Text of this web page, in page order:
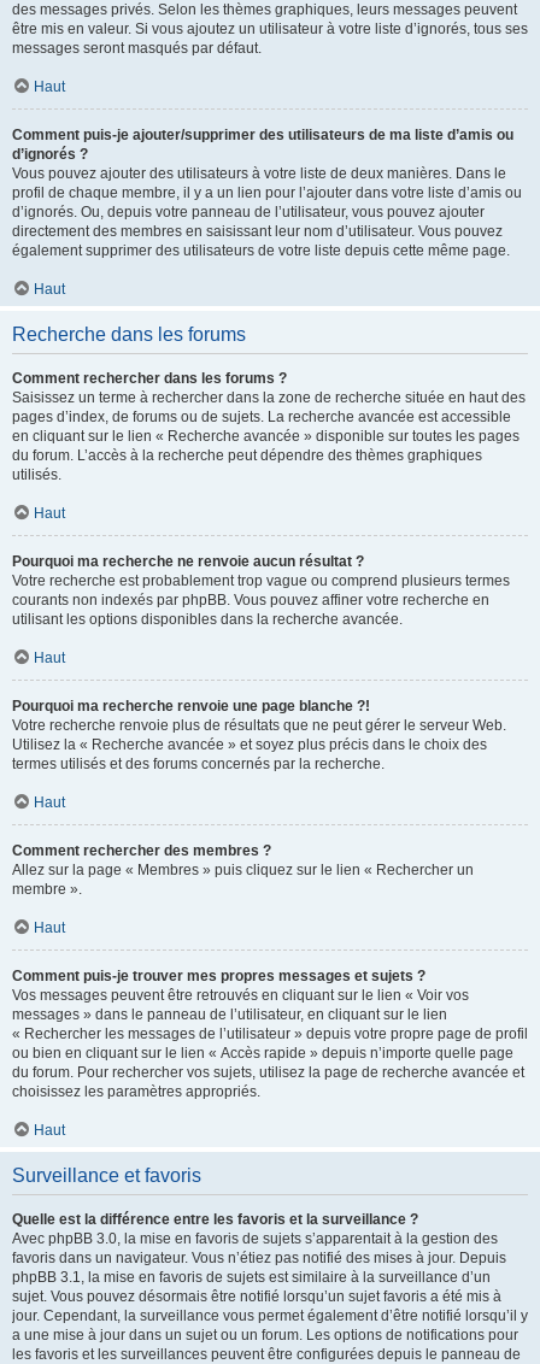
des messages privés. Selon les thèmes graphiques, leurs messages peuvent
être mis en valeur. Si vous ajoutez un utilisateur à votre liste d’ignorés, tous ses
messages seront masqués par défaut.
Haut
Comment puis-je ajouter/supprimer des utilisateurs de ma liste d’amis ou
d’ignorés ?
Vous pouvez ajouter des utilisateurs à votre liste de deux manières. Dans le
profil de chaque membre, il y a un lien pour l’ajouter dans votre liste d’amis ou
d’ignorés. Ou, depuis votre panneau de l’utilisateur, vous pouvez ajouter
directement des membres en saisissant leur nom d’utilisateur. Vous pouvez
également supprimer des utilisateurs de votre liste depuis cette même page.
Haut
Recherche dans les forums
Comment rechercher dans les forums ?
Saisissez un terme à rechercher dans la zone de recherche située en haut des
pages d’index, de forums ou de sujets. La recherche avancée est accessible
en cliquant sur le lien « Recherche avancée » disponible sur toutes les pages
du forum. L’accès à la recherche peut dépendre des thèmes graphiques
utilisés.
Haut
Pourquoi ma recherche ne renvoie aucun résultat ?
Votre recherche est probablement trop vague ou comprend plusieurs termes
courants non indexés par phpBB. Vous pouvez affiner votre recherche en
utilisant les options disponibles dans la recherche avancée.
Haut
Pourquoi ma recherche renvoie une page blanche ?!
Votre recherche renvoie plus de résultats que ne peut gérer le serveur Web.
Utilisez la « Recherche avancée » et soyez plus précis dans le choix des
termes utilisés et des forums concernés par la recherche.
Haut
Comment rechercher des membres ?
Allez sur la page « Membres » puis cliquez sur le lien « Rechercher un
membre ».
Haut
Comment puis-je trouver mes propres messages et sujets ?
Vos messages peuvent être retrouvés en cliquant sur le lien « Voir vos
messages » dans le panneau de l’utilisateur, en cliquant sur le lien
« Rechercher les messages de l’utilisateur » depuis votre propre page de profil
ou bien en cliquant sur le lien « Accès rapide » depuis n’importe quelle page
du forum. Pour rechercher vos sujets, utilisez la page de recherche avancée et
choisissez les paramètres appropriés.
Haut
Surveillance et favoris
Quelle est la différence entre les favoris et la surveillance ?
Avec phpBB 3.0, la mise en favoris de sujets s’apparentait à la gestion des
favoris dans un navigateur. Vous n’étiez pas notifié des mises à jour. Depuis
phpBB 3.1, la mise en favoris de sujets est similaire à la surveillance d’un
sujet. Vous pouvez désormais être notifié lorsqu’un sujet favoris a été mis à
jour. Cependant, la surveillance vous permet également d’être notifié lorsqu’il y
a une mise à jour dans un sujet ou un forum. Les options de notifications pour
les favoris et les surveillances peuvent être configurées depuis le panneau de